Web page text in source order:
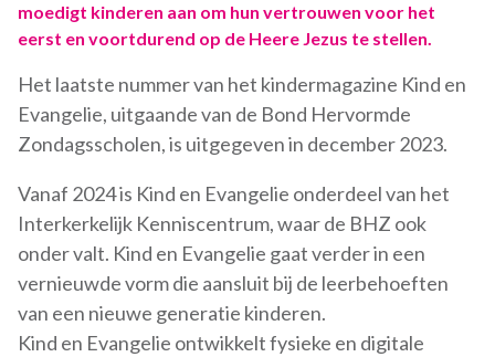
moedigt kinderen aan om hun vertrouwen voor het
eerst en voortdurend op de Heere Jezus te stellen.
Het laatste nummer van het kindermagazine Kind en
Evangelie, uitgaande van de Bond Hervormde
Zondagsscholen, is uitgegeven in december 2023.
Vanaf 2024 is Kind en Evangelie onderdeel van het
Interkerkelijk Kenniscentrum, waar de BHZ ook
onder valt. Kind en Evangelie gaat verder in een
vernieuwde vorm die aansluit bij de leerbehoeften
van een nieuwe generatie kinderen.
Kind en Evangelie ontwikkelt fysieke en digitale